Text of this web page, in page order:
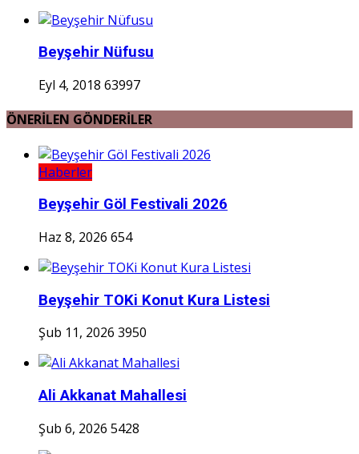
Beyşehir Nüfusu
Eyl 4, 2018 63997
ÖNERİLEN GÖNDERİLER
Haberler
Beyşehir Göl Festivali 2026
Haz 8, 2026 654
Beyşehir TOKi Konut Kura Listesi
Şub 11, 2026 3950
Ali Akkanat Mahallesi
Şub 6, 2026 5428